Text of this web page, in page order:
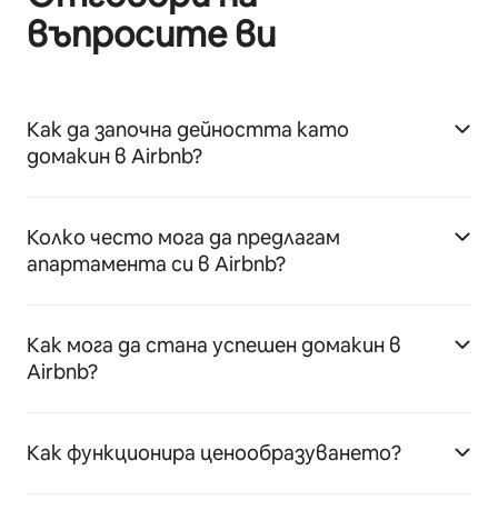
въпросите ви
Как да започна дейността като
домакин в Airbnb?
Колко често мога да предлагам
апартамента си в Airbnb?
Как мога да стана успешен домакин в
Airbnb?
Как функционира ценообразуването?